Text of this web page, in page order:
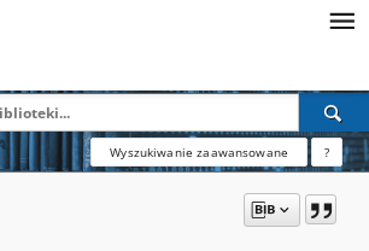
Wyszukiwanie zaawansowane ?